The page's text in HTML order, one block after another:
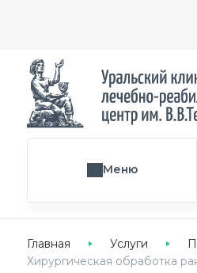
Меню
Главная Услуги
Хирургическая обработка